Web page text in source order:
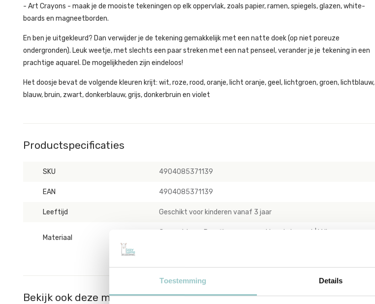
Toestemming Details
- Art Crayons - maak je de mooiste tekeningen op elk oppervlak, zoals papier, ramen, spiegels, glazen, white-
boards en magneetborden.
En ben je uitgekleurd? Dan verwijder je de tekening gemakkelijk met een natte doek (op niet poreuze
ondergronden). Leuk weetje, met slechts een paar streken met een nat penseel, verander je je tekening in een
prachtige aquarel. De mogelijkheden zijn eindeloos!
Het doosje bevat de volgende kleuren krijt: wit, roze, rood, oranje, licht oranje, geel, lichtgroen, groen, lichtblauw,
blauw, bruin, zwart, donkerblauw, grijs, donkerbruin en violet
Productspecificaties
SKU 4904085371139
EAN 4904085371139
Leeftijd Geschikt voor kinderen vanaf 3 jaar
Materiaal
Gemaakt van Paraffine wax en gekleurd pigment | Vrij van
Bekijk ook deze must-haves